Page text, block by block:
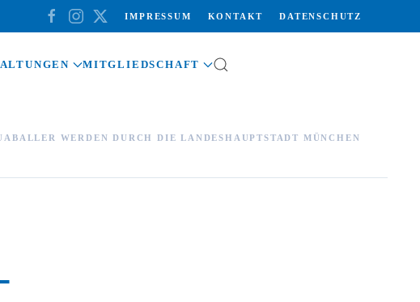
IMPRESSUM KONTAKT DATENSCHUTZ
MITGLIEDSCHAFT
WERDEN DURCH DIE LANDESHAUPTSTADT MÜNCHEN